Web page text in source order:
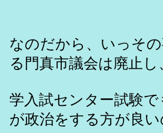
なのだから、いっそ
る門真市議会は廃止
学入試センター試験
が政治をする方が良